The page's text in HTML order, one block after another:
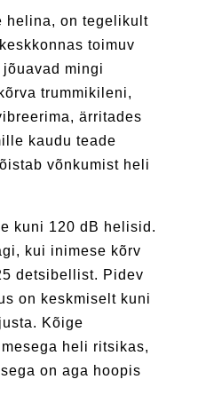
helina, on tegelikult
toimuv
mingi
trummikileni,
ärritades
kaudu teade
võnkumist heli
kuni 120 dB helisid.
kui inimese kõrv
detsibellist. Pidev
on keskmiselt kuni
Kõige
heli ritsikas,
on aga hoopis